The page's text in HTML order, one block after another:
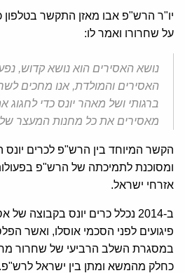
יו"ר הרש"פ אבו מאזן התקשר בטלפון
על שחרורו ואמר לו:
נושא האסירים הוא נושא קדוש,
האסירים והמולדת, אנו מחכים
ברגותי ושל מאהר יונס כדי
מאסירים את כל מחנות המעצר
הקשר המיוחד בין הרש"פ לכרים יונס
ומסוכנת לתמיכתה של הרש"פ
אזרחי ישראל.
ב-2014 נכלל כרים יונס בקבוצה
פיגועים לפני הסכמי אוסלו, ואשר
במסגרת השלב הרביעי של שחרור
כחלק מהמשא ומתן בין ישראל